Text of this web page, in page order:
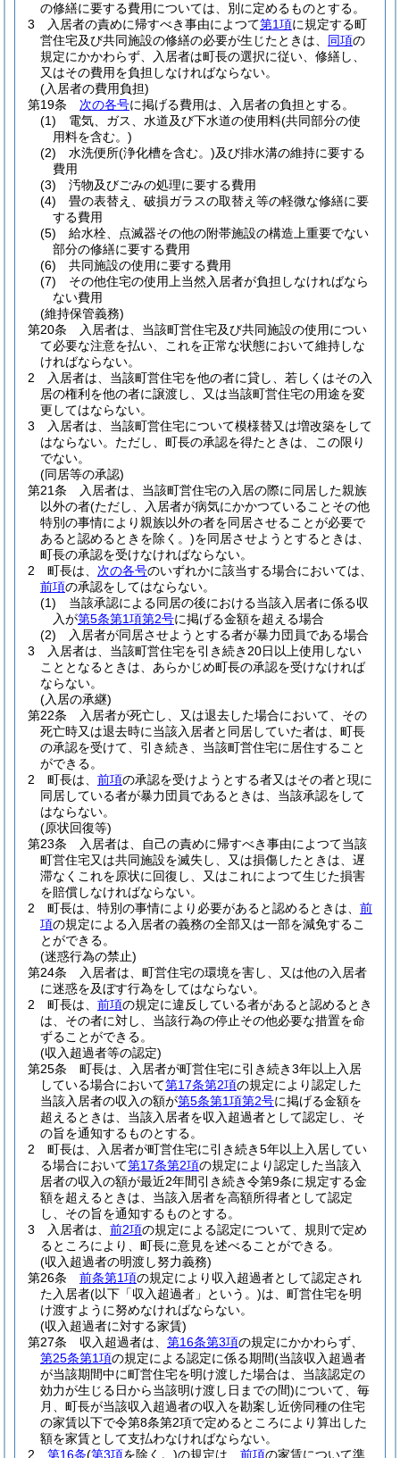
の修繕に要する費用については、別に定めるものとする。
3
入居者の責めに帰すべき事由によつて第1項に規定する町
営住宅及び共同施設の修繕の必要が生じたときは、 同項の
規定にかかわらず、入居者は町長の選択に従い、修繕し、
又はその費用を負担しなければならない。
(入居者の費用負担)
第19条
次の各号に掲げる費用は、入居者の負担とする。
(1)
電気、ガス、水道及び下水道の使用料(共同部分の使
用料を含む。)
(2)
水洗便所(浄化槽を含む。)及び排水溝の維持に要する
費用
(3)
汚物及びごみの処理に要する費用
(4)
畳の表替え、破損ガラスの取替え等の軽微な修繕に要
する費用
(5)
給水栓、点滅器その他の附帯施設の構造上重要でない
部分の修繕に要する費用
(6)
共同施設の使用に要する費用
(7)
その他住宅の使用上当然入居者が負担しなければなら
ない費用
(維持保管義務)
第20条
入居者は、当該町営住宅及び共同施設の使用につい
て必要な注意を払い、これを正常な状態において維持しな
ければならない。
2
入居者は、当該町営住宅を他の者に貸し、若しくはその入
居の権利を他の者に譲渡し、又は当該町営住宅の用途を変
更してはならない。
3
入居者は、当該町営住宅について模様替又は増改築をして
はならない。 ただし、町長の承認を得たときは、この限り
でない。
(同居等の承認)
第21条
入居者は、当該町営住宅の入居の際に同居した親族
以外の者(ただし、入居者が病気にかかつていることその他
特別の事情により親族以外の者を同居させることが必要で
あると認めるときを除く。)を同居させようとするときは、
町長の承認を受けなければならない。
2
町長は、 次の各号のいずれかに該当する場合においては、
前項の承認をしてはならない。
(1)
当該承認による同居の後における当該入居者に係る収
入が第5条第1項第2号に掲げる金額を超える場合
(2)
入居者が同居させようとする者が暴力団員である場合
3
入居者は、当該町営住宅を引き続き20日以上使用しない
こととなるときは、あらかじめ町長の承認を受けなければ
ならない。
(入居の承継)
第22条
入居者が死亡し、又は退去した場合において、その
死亡時又は退去時に当該入居者と同居していた者は、町長
の承認を受けて、引き続き、当該町営住宅に居住すること
ができる。
2
町長は、 前項の承認を受けようとする者又はその者と現に
同居している者が暴力団員であるときは、当該承認をして
はならない。
(原状回復等)
第23条
入居者は、自己の責めに帰すべき事由によつて当該
町営住宅又は共同施設を滅失し、又は損傷したときは、遅
滞なくこれを原状に回復し、又はこれによつて生じた損害
を賠償しなければならない。
2
町長は、特別の事情により必要があると認めるときは、 前
項の規定による入居者の義務の全部又は一部を減免するこ
とができる。
(迷惑行為の禁止)
第24条
入居者は、町営住宅の環境を害し、又は他の入居者
に迷惑を及ぼす行為をしてはならない。
2
町長は、 前項の規定に違反している者があると認めるとき
は、その者に対し、当該行為の停止その他必要な措置を命
ずることができる。
(収入超過者等の認定)
第25条
町長は、入居者が町営住宅に引き続き3年以上入居
している場合において第17条第2項の規定により認定した
当該入居者の収入の額が第5条第1項第2号に掲げる金額を
超えるときは、当該入居者を収入超過者として認定し、そ
の旨を通知するものとする。
2
町長は、入居者が町営住宅に引き続き5年以上入居してい
る場合において第17条第2項の規定により認定した当該入
居者の収入の額が最近2年間引き続き令第9条に規定する金
額を超えるときは、当該入居者を高額所得者として認定
し、その旨を通知するものとする。
3
入居者は、 前2項の規定による認定について、規則で定め
るところにより、町長に意見を述べることができる。
(収入超過者の明渡し努力義務)
第26条
前条第1項の規定により収入超過者として認定され
た入居者(以下「収入超過者」という。)は、町営住宅を明
け渡すように努めなければならない。
(収入超過者に対する家賃)
第27条
収入超過者は、 第16条第3項の規定にかかわらず、
第25条第1項の規定による認定に係る期間(当該収入超過者
が当該期間中に町営住宅を明け渡した場合は、当該認定の
効力が生じる日から当該明け渡し日までの間)について、毎
月、町長が当該収入超過者の収入を勘案し近傍同種の住宅
の家賃以下で令第8条第2項で定めるところにより算出した
額を家賃として支払わなければならない。
2
第16条(第3項を除く。)の規定は、 前項の家賃について準